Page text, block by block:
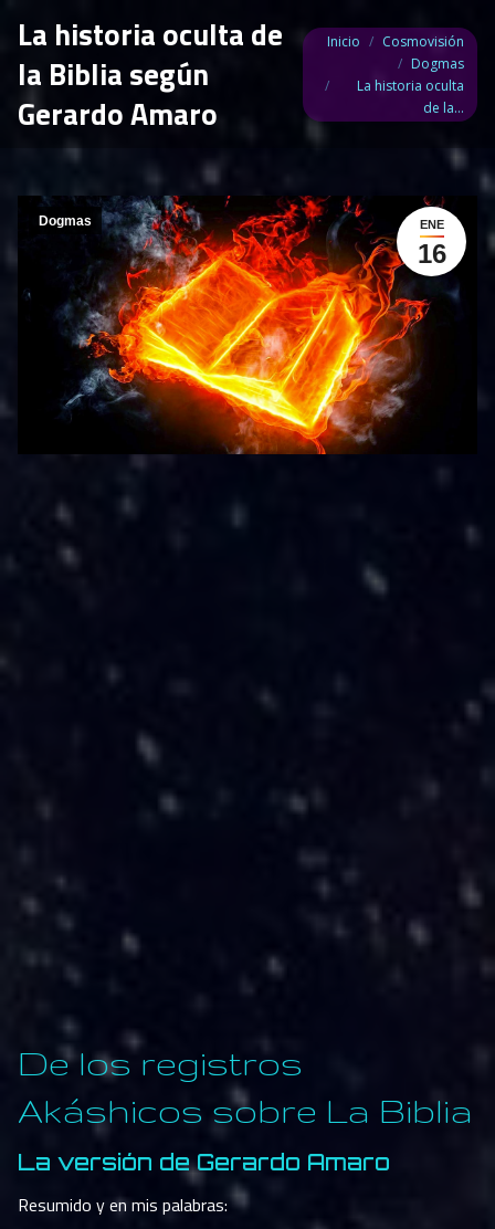
La historia oculta de
la Biblia según
Gerardo Amaro
Estás aquí:
Inicio
Cosmovisión
Dogmas
La historia oculta
de la…
ENE
16
Dogmas
De los registros
Akáshicos sobre La Biblia
La versión de Gerardo Amaro
Resumido y en mis palabras: